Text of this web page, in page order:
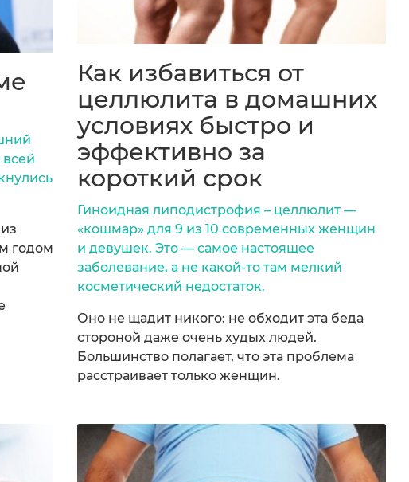
годом
Как избавиться от
целлюлита в домашних
условиях быстро и
эффективно за
короткий срок
Гиноидная липодистрофия – целлюлит —
«кошмар» для 9 из 10 современных женщин
и девушек. Это — самое настоящее
заболевание, а не какой-то там мелкий
косметический недостаток.
Оно не щадит никого: не обходит эта беда
стороной даже очень худых людей.
Большинство полагает, что эта проблема
расстраивает только женщин.